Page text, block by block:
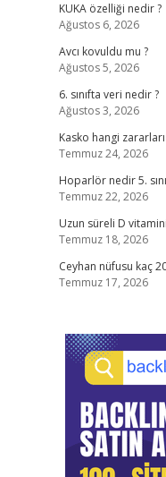
KUKA özelliği nedir ?
Ağustos 6, 2026
Avcı kovuldu mu ?
Ağustos 5, 2026
6. sınıfta veri nedir ?
Ağustos 3, 2026
Kasko hangi
Temmuz 24, 2026
Hoparlör nedir 5.
Temmuz 22, 2026
Uzun süreli D
Temmuz 18, 2026
Ceyhan nüfusu kaç
Temmuz 17, 2026